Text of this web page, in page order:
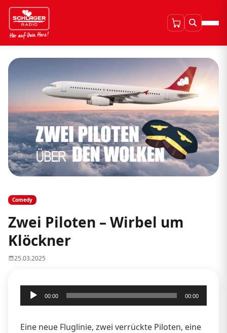
Comedy
Zwei Piloten – Wirbel um
Klöckner
25.03.2025
Audio-
Player
00:00 00:00
Eine neue Fluglinie, zwei verrückte Piloten, eine